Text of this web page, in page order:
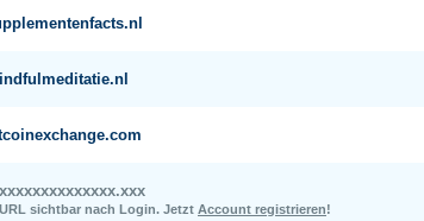
sichtbar nach Login. Jetzt Account registrieren!